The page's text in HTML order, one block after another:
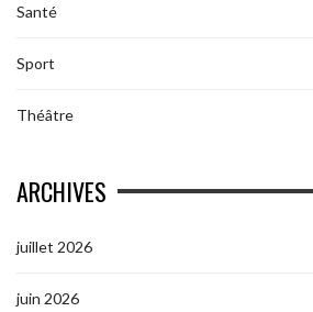
Santé
Sport
Théâtre
ARCHIVES
juillet 2026
juin 2026